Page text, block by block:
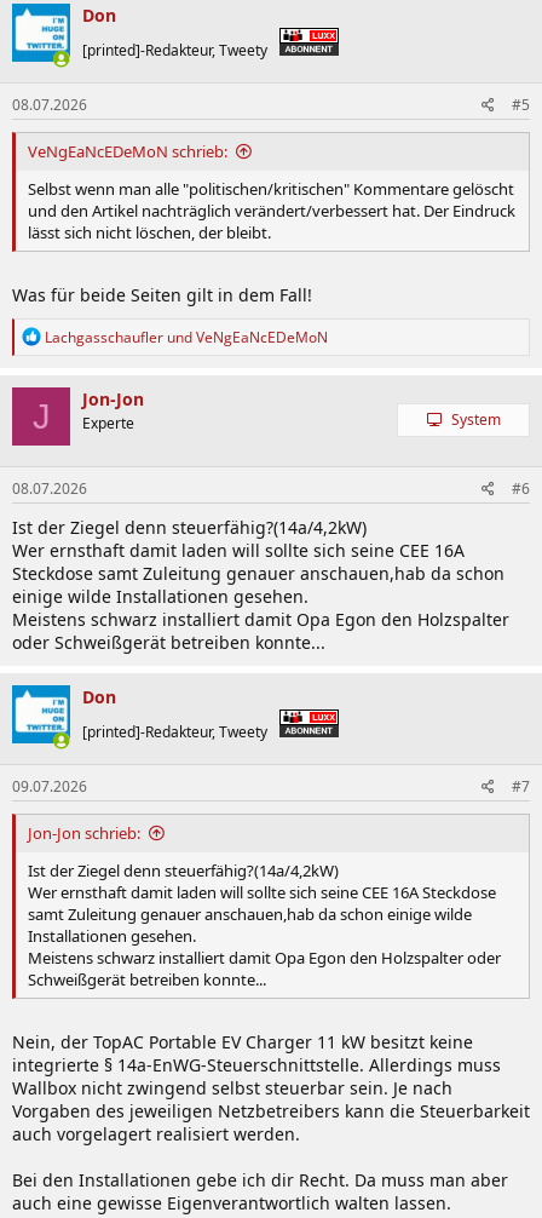
k
t
i
o
n
e
n
:
Don
[printed]-Redakteur, Tweety
08.07.2026 #5
VeNgEaNcEDeMoN schrieb:
Selbst wenn man alle "politischen/kritischen" Kommentare gelöscht
und den Artikel nachträglich verändert/verbessert hat. Der Eindruck
lässt sich nicht löschen, der bleibt.
Was für beide Seiten gilt in dem Fall!
R
k
t
i
o
n
e
n
:
Lachgasschaufler undVeNgEaNcEDeMoN
J Jon-Jon
Experte System
08.07.2026 #6
Ist der Ziegel denn steuerfähig?(14a/4,2kW)
Wer ernsthaft damit laden will sollte sich seine CEE 16A
Steckdose samt Zuleitung genauer anschauen,hab da schon
einige wilde Installationen gesehen.
Meistens schwarz installiert damit Opa Egon den Holzspalter
oder Schweißgerät betreiben konnte...
Don
[printed]-Redakteur, Tweety
09.07.2026 #7
Jon-Jon schrieb:
Ist der Ziegel denn steuerfähig?(14a/4,2kW)
Wer ernsthaft damit laden will sollte sich seine CEE 16A Steckdose
samt Zuleitung genauer anschauen,hab da schon einige wilde
Installationen gesehen.
Meistens schwarz installiert damit Opa Egon den Holzspalter oder
Schweißgerät betreiben konnte...
Nein, der TopAC Portable EV Charger 11 kW besitzt keine
integrierte § 14a-EnWG-Steuerschnittstelle. Allerdings muss
Wallbox nicht zwingend selbst steuerbar sein. Je nach
Vorgaben des jeweiligen Netzbetreibers kann die Steuerbarkeit
auch vorgelagert realisiert werden.
Bei den Installationen gebe ich dir Recht. Da muss man aber
auch eine gewisse Eigenverantwortlich walten lassen.